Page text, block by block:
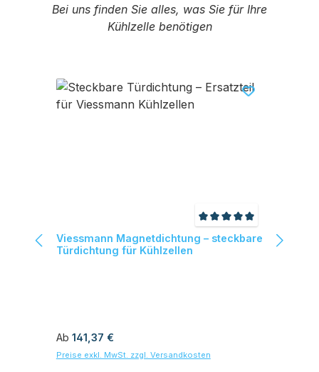
Bei uns finden Sie alles, was Sie für Ihre
Kühlzelle benötigen
Produktgalerie überspringen
Bewertung von 5 von 5 SternenDurchschnittliche
Viessmann Magnetdichtung – steckbare
Türdichtung für Kühlzellen
Regulärer Preis:
Ab 141,37 €
Preise exkl. MwSt. zzgl. Versandkosten